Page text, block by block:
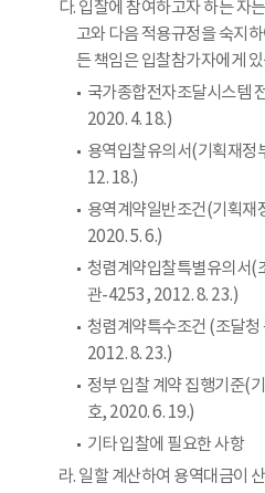
다. 입찰에 참여하고자 하는 자
고와 다음 적용규정을 숙지
든 책임은 입찰참가자에게
국가종합전자조달시스템
2020. 4. 18.)
용역입찰유의서(기획재
12. 18.)
용역계약일반조건(기획재
2020. 5. 6.)
청렴계약입찰특별유의서(
관-4253, 2012. 8. 23.)
청렴계약특수조건 (조달
2012. 8. 23.)
정부 입찰 계약 집행기준(
호, 2020. 6. 19.)
기타 입찰에 필요한 사항
라. 일할 계산하여 용역대금이